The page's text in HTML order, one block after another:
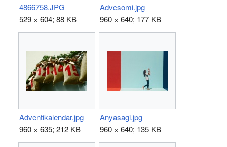
4866758.JPG
529 × 604; 88 KB
Advcsomi.jpg
960 × 640; 177 KB
Adventikalendar.jpg
960 × 635; 212 KB
Anyasagi.jpg
960 × 640; 135 KB